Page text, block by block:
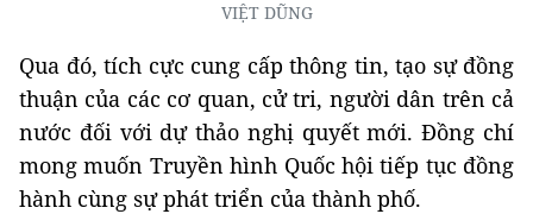
VIỆT DŨNG
Qua đó, tích cực cung cấp thông tin, tạo sự đồng
thuận của các cơ quan, cử tri, người dân trên cả
nước đối với dự thảo nghị quyết mới. Đồng chí
mong muốn Truyền hình Quốc hội tiếp tục đồng
hành cùng sự phát triển của thành phố.